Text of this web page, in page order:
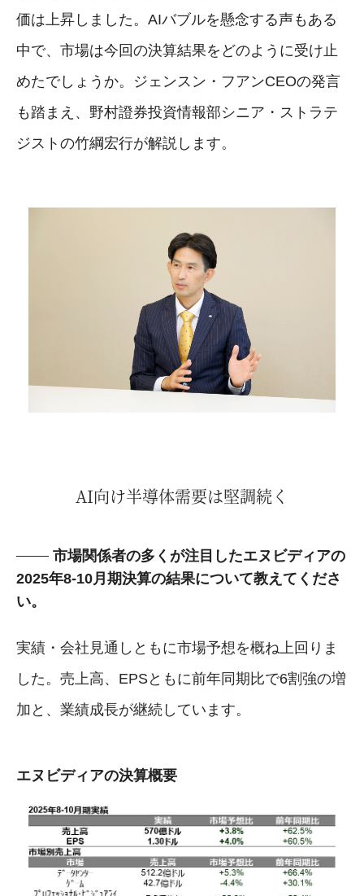
価は上昇しました。AIバブルを懸念する声もある
中で、市場は今回の決算結果をどのように受け止
めたでしょうか。ジェンスン・フアンCEOの発言
も踏まえ、野村證券投資情報部シニア・ストラテ
ジストの竹綱宏行が解説します。
AI向け半導体需要は堅調続く
市場関係者の多くが注目したエヌビディアの
2025年8-10月期決算の結果について教えてくださ
い。
実績・会社見通しともに市場予想を概ね上回りま
した。売上高、EPSともに前年同期比で6割強の増
加と、業績成長が継続しています。
エヌビディアの決算概要